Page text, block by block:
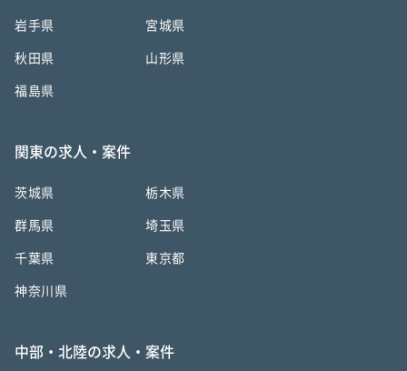
岩手県 宮城県
秋田県 山形県
福島県
関東の求人・案件
茨城県 栃木県
群馬県 埼玉県
千葉県 東京都
神奈川県
中部・北陸の求人・案件